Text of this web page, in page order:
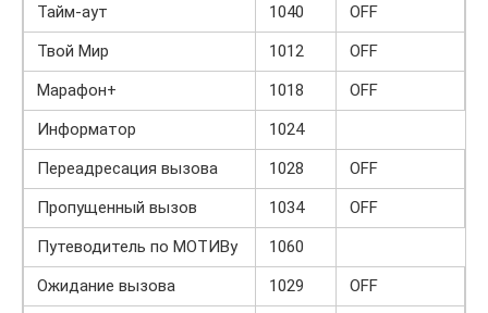
Тайм-аут
1040
OFF
Твой Мир
1012
OFF
Марафон+
1018
OFF
Информатор
1024
Переадресация вызова
1028
OFF
Пропущенный вызов
1034
OFF
Путеводитель по МОТИВу
1060
Ожидание вызова
1029
OFF